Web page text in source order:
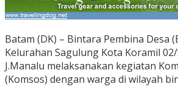
Batam (DK) – Bintara Pembina Desa
Kelurahan Sagulung Kota Koramil
J.Manalu melaksanakan kegiatan
(Komsos) dengan warga di wilayah